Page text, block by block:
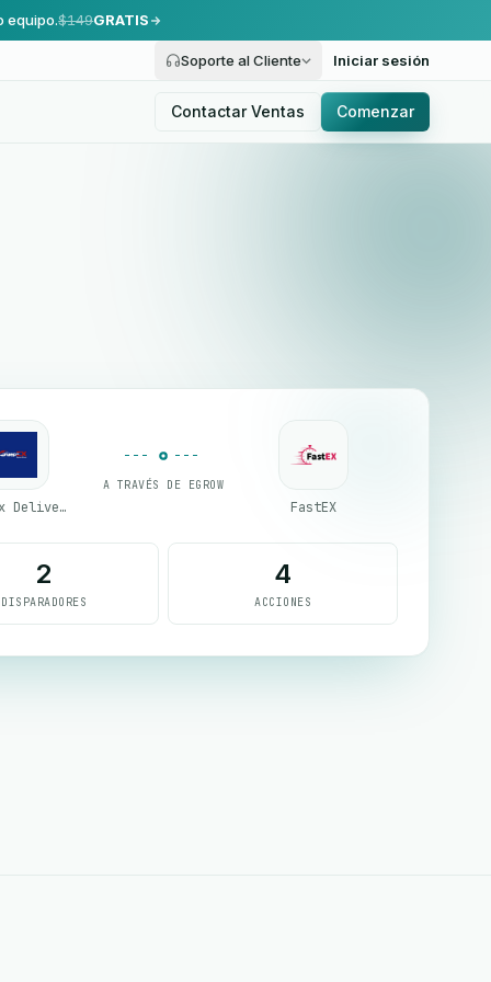
equipo.$149GRATIS
Soporte al Cliente Iniciar sesión
Contactar Ventas Comenzar
Guepex Delivery
A TRAVÉS DE EGROW
FastEX
2
DISPARADORES
4
ACCIONES